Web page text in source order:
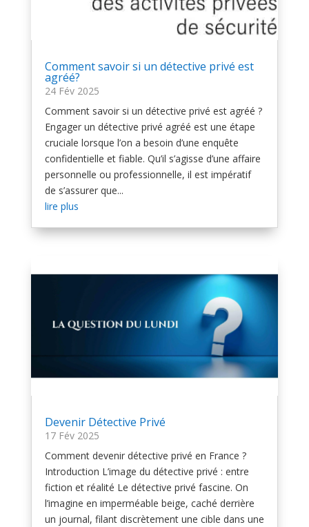
Comment savoir si un détective privé est
agréé?
24 Fév 2025
Comment savoir si un détective privé est agréé ?
Engager un détective privé agréé est une étape
cruciale lorsque l’on a besoin d’une enquête
confidentielle et fiable. Qu’il s’agisse d’une affaire
personnelle ou professionnelle, il est impératif
de s’assurer que...
lire plus
Devenir Détective Privé
17 Fév 2025
Comment devenir détective privé en France ?
Introduction L’image du détective privé : entre
fiction et réalité Le détective privé fascine. On
l’imagine en imperméable beige, caché derrière
un journal, filant discrètement une cible dans une